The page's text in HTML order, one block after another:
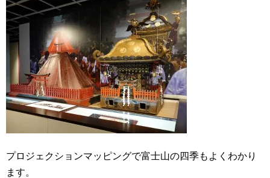
プロジェクションマッピングで富士山の四季もよくわかり
ます。